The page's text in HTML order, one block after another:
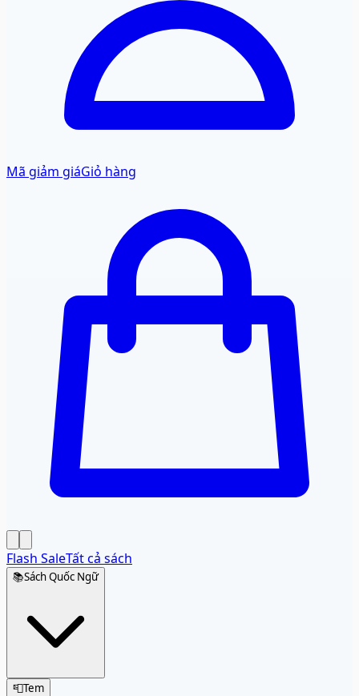
Mã giảm giáGiỏ hàng
Flash SaleTất cả sách
📚Sách Quốc Ngữ
📮Tem